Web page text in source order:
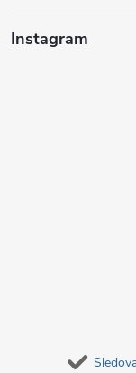
s
Instagram